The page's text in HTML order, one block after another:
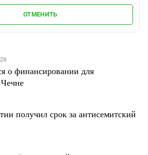
ОТМЕНИТЬ
о финансировании для
получил срок за антисемитский